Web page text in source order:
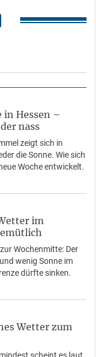
in Hessen –
nass
zeigt sich in
die Sonne. Wie sich
Woche entwickelt.
im
Wochenmitte: Der
wenig Sonne im
dürfte sinken.
Wetter zum
scheint es laut